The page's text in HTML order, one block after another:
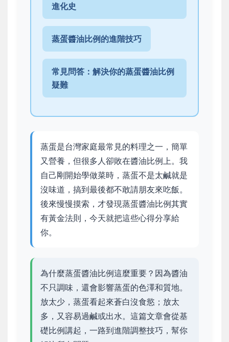
進化史
蒸蛋醬油比例的進階技巧
常見問答：解決你的蒸蛋醬油比例
疑難
蒸蛋是台灣家庭最常見的料理之一，簡單
又營養，但很多人卻敗在醬油比例上。我
自己剛開始學做菜時，蒸蛋不是太鹹就是
沒味道，搞到最後都不敢請朋友來吃飯。
後來慢慢摸索，才發現蒸蛋醬油比例其實
有黃金法則，今天就把這些心得分享給
你。
為什麼蒸蛋醬油比例這麼重要？因為醬油
不只調味，還會影響蒸蛋的色澤和質地。
放太少，蒸蛋看起來蒼白沒食慾；放太
多，又容易過鹹或出水。這篇文章會從基
礎比例講起，一路到進階調整技巧，幫你